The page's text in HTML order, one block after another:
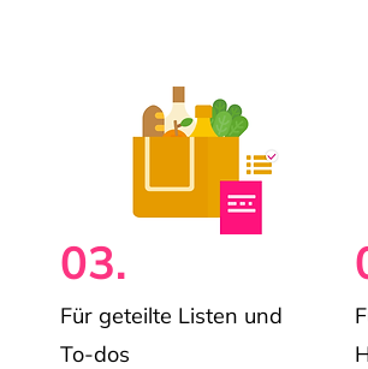
03.
Für geteilte Listen und
To-dos